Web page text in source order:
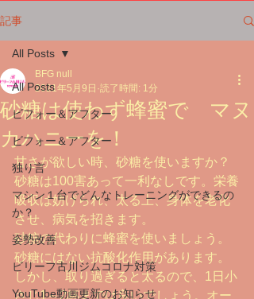
記事
All Posts
ビフォー＆アフター
ビフォー＆アフター
独り言
マシン１台でどんなトレーニングができるの
か？
姿勢改善
ビリーフ古川ジムコロナ対策
YouTube動画更新のお知らせ
All Posts
砂糖は使わず蜂蜜で マヌ
カハニーを！
BFG null
2021年5月9日 読了時間: 1分
甘さが欲しい時、砂糖を使いますか？
砂糖は100害あって一利なしです。栄養
吸収は妨げられ、太る上、身体を老化
させ、病気を招きます。
砂糖の代わりに蜂蜜を使いましょう。
砂糖にはない抗酸化作用があります。
しかし、取り過ぎると太るので、1日小
さじ1～2杯までは良いでしょう。オー